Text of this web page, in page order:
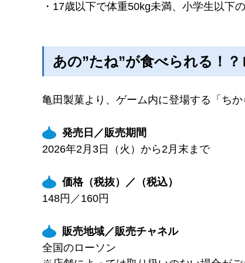
・17歳以下で体重50kg未満、小学生以下
あの”たね”が食べられる！
亀田製菓より、ゲーム内に登場する「ち
発売日／販売期間
2026年2月3日（火）から2月末まで
価格（税抜）／（税込）
148円／160円
販売地域／販売チャネル
全国のローソン